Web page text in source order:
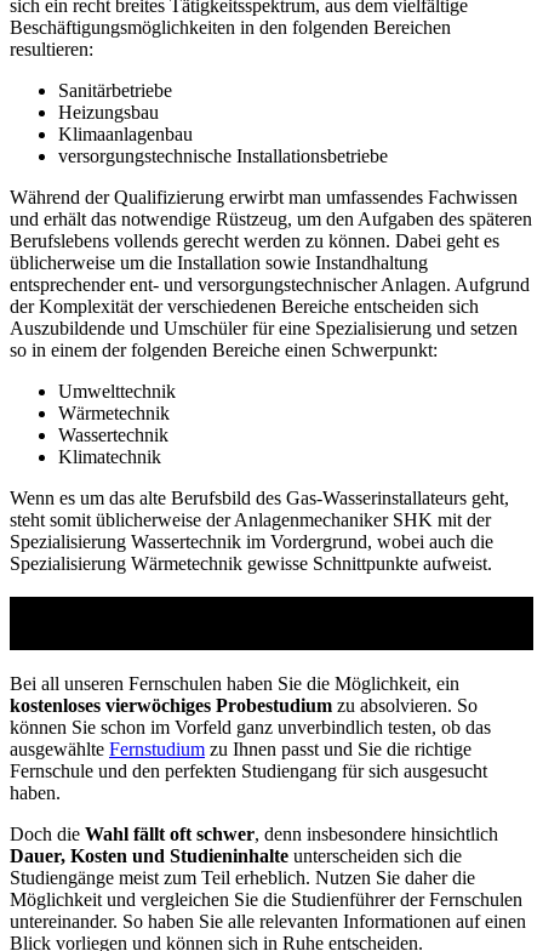
sich ein recht breites Tätigkeitsspektrum, aus dem vielfältige
Beschäftigungsmöglichkeiten in den folgenden Bereichen
resultieren:
Sanitärbetriebe
Heizungsbau
Klimaanlagenbau
versorgungstechnische Installationsbetriebe
Während der Qualifizierung erwirbt man umfassendes Fachwissen
und erhält das notwendige Rüstzeug, um den Aufgaben des späteren
Berufslebens vollends gerecht werden zu können. Dabei geht es
üblicherweise um die Installation sowie Instandhaltung
entsprechender ent- und versorgungstechnischer Anlagen. Aufgrund
der Komplexität der verschiedenen Bereiche entscheiden sich
Auszubildende und Umschüler für eine Spezialisierung und setzen
so in einem der folgenden Bereiche einen Schwerpunkt:
Umwelttechnik
Wärmetechnik
Wassertechnik
Klimatechnik
Wenn es um das alte Berufsbild des Gas-Wasserinstallateurs geht,
steht somit üblicherweise der Anlagenmechaniker SHK mit der
Spezialisierung Wassertechnik im Vordergrund, wobei auch die
Spezialisierung Wärmetechnik gewisse Schnittpunkte aufweist.
Bei all unseren Fernschulen haben Sie die Möglichkeit, ein
kostenloses vierwöchiges Probestudium zu absolvieren. So
können Sie schon im Vorfeld ganz unverbindlich testen, ob das
ausgewählte Fernstudium zu Ihnen passt und Sie die richtige
Fernschule und den perfekten Studiengang für sich ausgesucht
haben.
Doch die Wahl fällt oft schwer, denn insbesondere hinsichtlich
Dauer, Kosten und Studieninhalte unterscheiden sich die
Studiengänge meist zum Teil erheblich. Nutzen Sie daher die
Möglichkeit und vergleichen Sie die Studienführer der Fernschulen
untereinander. So haben Sie alle relevanten Informationen auf einen
Blick vorliegen und können sich in Ruhe entscheiden.